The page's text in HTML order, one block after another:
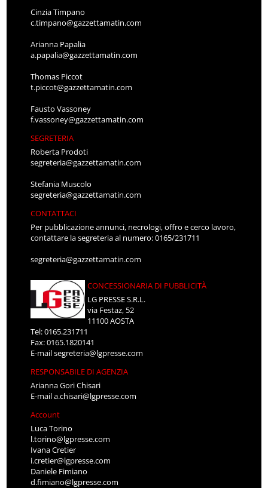
Cinzia Timpano
c.timpano@gazzettamatin.com
Arianna Papalia
a.papalia@gazzettamatin.com
Thomas Piccot
t.piccot@gazzettamatin.com
Fausto Vassoney
f.vassoney@gazzettamatin.com
SEGRETERIA
Roberta Prodoti
segreteria@gazzettamatin.com
Stefania Muscolo
segreteria@gazzettamatin.com
CONTATTACI
Per pubblicazione annunci, necrologi, offro e cerco lavoro,
contattare la segreteria al numero: 0165/231711
segreteria@gazzettamatin.com
CONCESSIONARIA DI PUBBLICITÀ
LG PRESSE S.R.L.
via Festaz, 52
11100 AOSTA
Tel: 0165.231711
Fax: 0165.1820141
E-mailsegreteria@lgpresse.com
RESPONSABILE DI AGENZIA
Arianna Gori Chisari
E-maila.chisari@lgpresse.com
Account
Luca Torino
l.torino@lgpresse.com
Ivana Cretier
i.cretier@lgpresse.com
Daniele Fimiano
d.fimiano@lgpresse.com